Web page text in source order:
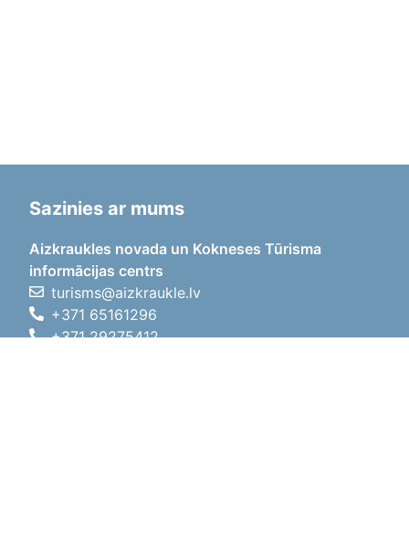
Sazinies ar mums
Aizkraukles novada un Kokneses Tūrisma
informācijas centrs
turisms@aizkraukle.lv
+371 65161296
+371 29275412